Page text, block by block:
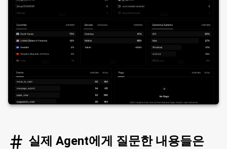
실제 Agent에게 질문한 내용들은